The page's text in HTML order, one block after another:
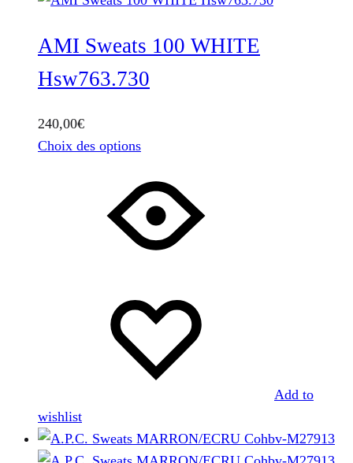
AMI Sweats 100 WHITE
Hsw763.730
240,00€
Choix des optionsCe
a
plusieurs
variations.
Les
peuvent
être
choisies
sur
du
produit
Add to
wishlist